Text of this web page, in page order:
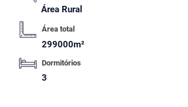
Área Rural
Área total
299000m²
Dormitórios
3